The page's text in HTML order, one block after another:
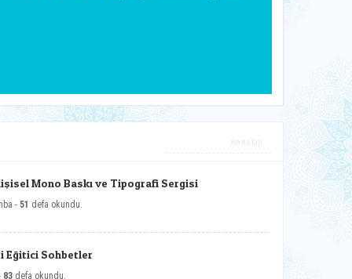
Türkçeyi doğru ve güzel kullanabilme yeteneği kazandırabilmek;
öğretimde birleştirici ve bütünleştirici bir dili hakim kılmak ve ana dili
şekilde ifade edilebilmesi için gerekli kuralları kapsayan retorik bilgisi, her
öğretim kurumlarında verilecek Türkçe derslerinin, liselerde verilen
Türkçe ve edebiyat derslerinin bir devamı olarak özellikle retorik alanında
düzgün ve etkin bir hitabet alışkanlığı kazanmaları da ihmal
gereken bir husustur. Batı ülkelerinde bu konuda yazılmış
Mono Baskı ve Tipografi Sergisi
- 51 defa okundu.
Eğitici Sohbetler
83 defa okundu.